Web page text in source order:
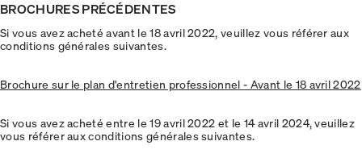
BROCHURES PRÉCÉDENTES
Si vous avez acheté avant le 18 avril 2022, veuillez vous référer aux
conditions générales suivantes.
Brochure sur le plan d'entretien professionnel - Avant le 18 avril 2022
Si vous avez acheté entre le 19 avril 2022 et le 14 avril 2024, veuillez
vous référer aux conditions générales suivantes.